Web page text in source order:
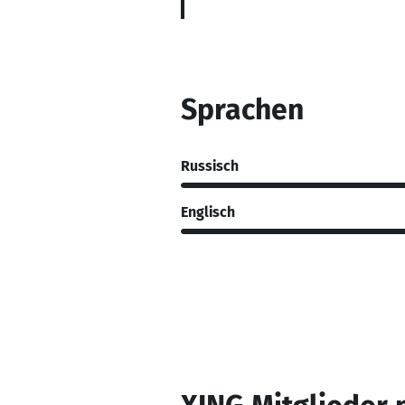
Sprachen
Russisch
Englisch